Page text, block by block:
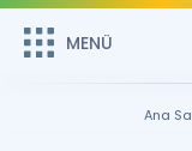
MENÜ
MENÜ
Ana